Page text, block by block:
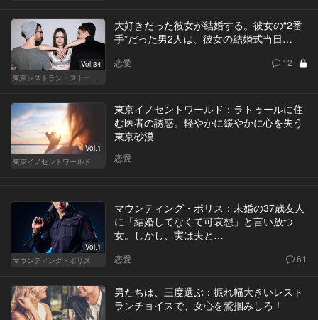
Vol.34
東京レストラン・ストーリー
大好きだった彼女が結婚する。彼女の“2番
手”だった男2人は、彼女の結婚式当日…
恋愛 12
Vol.1
東京イノセントワールド
東京イノセントワールド：ラトゥールに住
む医者の誘惑。軽やかに緩やかに心を失う
東京砂漠
恋愛
Vol.1
マウンティング・ポリス
マウンティング・ポリス：未婚の37歳友人
に「結婚してなくて可哀想」と言い放つ
女。しかし、実は夫と…
恋愛 61
男たちは、三度選ぶ：振れ幅大きいレスト
ランチョイスで、女心を鷲掴みしろ！